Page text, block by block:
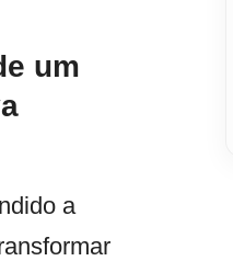
um
a